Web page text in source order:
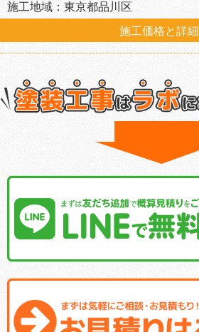
施工地域：東京都品川区
施工価格と詳細